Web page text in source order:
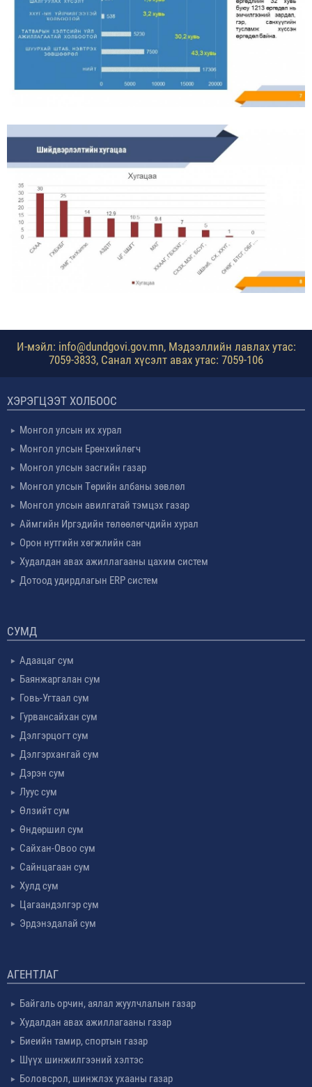
И-мэйл: info@dundgovi.gov.mn, Мэдээллийн лавлах утас:
7059-3833, Санал хүсэлт авах утас: 7059-106
ХЭРЭГЦЭЭТ ХОЛБООС
Монгол улсын их хурал
Монгол улсын Ерөнхийлөгч
Монгол улсын засгийн газар
Монгол улсын Төрийн албаны зөвлөл
Монгол улсын авилгатай тэмцэх газар
Аймгийн Иргэдийн төлөөлөгчдийн хурал
Орон нутгийн хөгжлийн сан
Худалдан авах ажиллагааны цахим систем
Дотоод удирдлагын ERP систем
СУМД
Адаацаг сум
Баянжаргалан сум
Говь-Угтаал сум
Гурвансайхан сум
Дэлгэрцогт сум
Дэлгэрхангай сум
Дэрэн сум
Луус сум
Өлзийт сум
Өндөршил сум
Сайхан-Овоо сум
Сайнцагаан сум
Хулд сум
Цагаандэлгэр сум
Эрдэнэдалай сум
АГЕНТЛАГ
Байгаль орчин, аялал жуулчлалын газар
Худалдан авах ажиллагааны газар
Биеийн тамир, спортын газар
Шүүх шинжилгээний хэлтэс
Боловсрол, шинжлэх ухааны газар